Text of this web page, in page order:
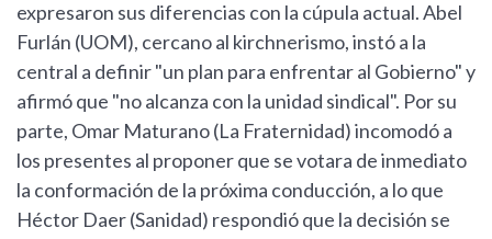
expresaron sus diferencias con la cúpula actual. Abel
Furlán (UOM), cercano al kirchnerismo, instó a la
central a definir "un plan para enfrentar al Gobierno" y
afirmó que "no alcanza con la unidad sindical". Por su
parte, Omar Maturano (La Fraternidad) incomodó a
los presentes al proponer que se votara de inmediato
la conformación de la próxima conducción, a lo que
Héctor Daer (Sanidad) respondió que la decisión se